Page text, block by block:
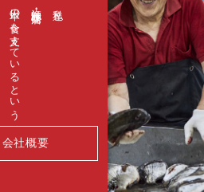
漁師・卸・小売店は、
日本の食を支えているという
会社概要